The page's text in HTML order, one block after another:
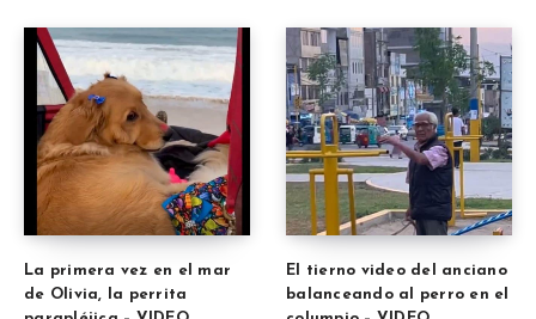
La primera vez en el mar
de Olivia, la perrita
El tierno video del anciano
balanceando al perro en el